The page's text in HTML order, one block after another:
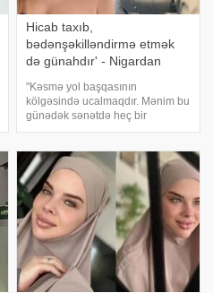
Hicab taxıb,
bədənşəkilləndirmə etmək
də günahdır' - Nigardan
"Kəsmə yol başqasının
kölgəsində ucalmaqdır. Mənim bu
günədək sənətdə heç bir
dəstəkçim olmayıb. Azərbaycanın
tanınmışam. Bunu da Azərbaycan
dövləti hər zaman dəyərləndirib.
Bir qadının geyim